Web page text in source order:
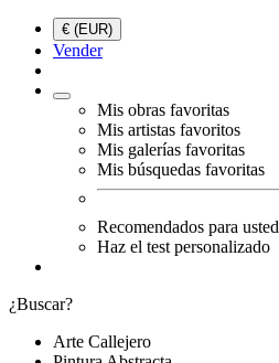
€ (EUR)
Vender
Mis obras favoritas
Mis artistas favoritos
Mis galerías favoritas
Mis búsquedas favoritas
Recomendados para usted
Haz el test personalizado
¿Buscar?
Arte Callejero